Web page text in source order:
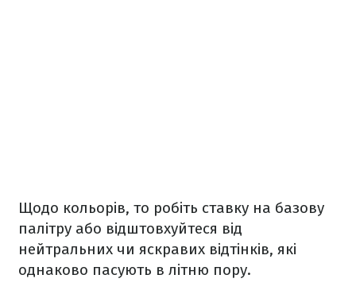
Щодо кольорів, то робіть ставку на базову
палітру або відштовхуйтеся від
нейтральних чи яскравих відтінків, які
однаково пасують в літню пору.